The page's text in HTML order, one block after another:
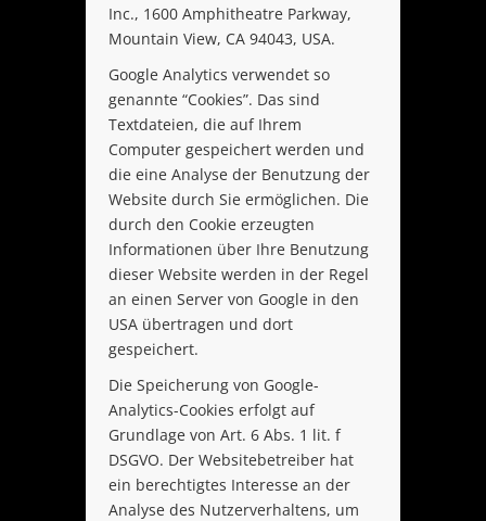
Inc., 1600 Amphitheatre Parkway,
Mountain View, CA 94043, USA.
Google Analytics verwendet so
genannte “Cookies”. Das sind
Textdateien, die auf Ihrem
Computer gespeichert werden und
die eine Analyse der Benutzung der
Website durch Sie ermöglichen. Die
durch den Cookie erzeugten
Informationen über Ihre Benutzung
dieser Website werden in der Regel
an einen Server von Google in den
USA übertragen und dort
gespeichert.
Die Speicherung von Google-
Analytics-Cookies erfolgt auf
Grundlage von Art. 6 Abs. 1 lit. f
DSGVO. Der Websitebetreiber hat
ein berechtigtes Interesse an der
Analyse des Nutzerverhaltens, um